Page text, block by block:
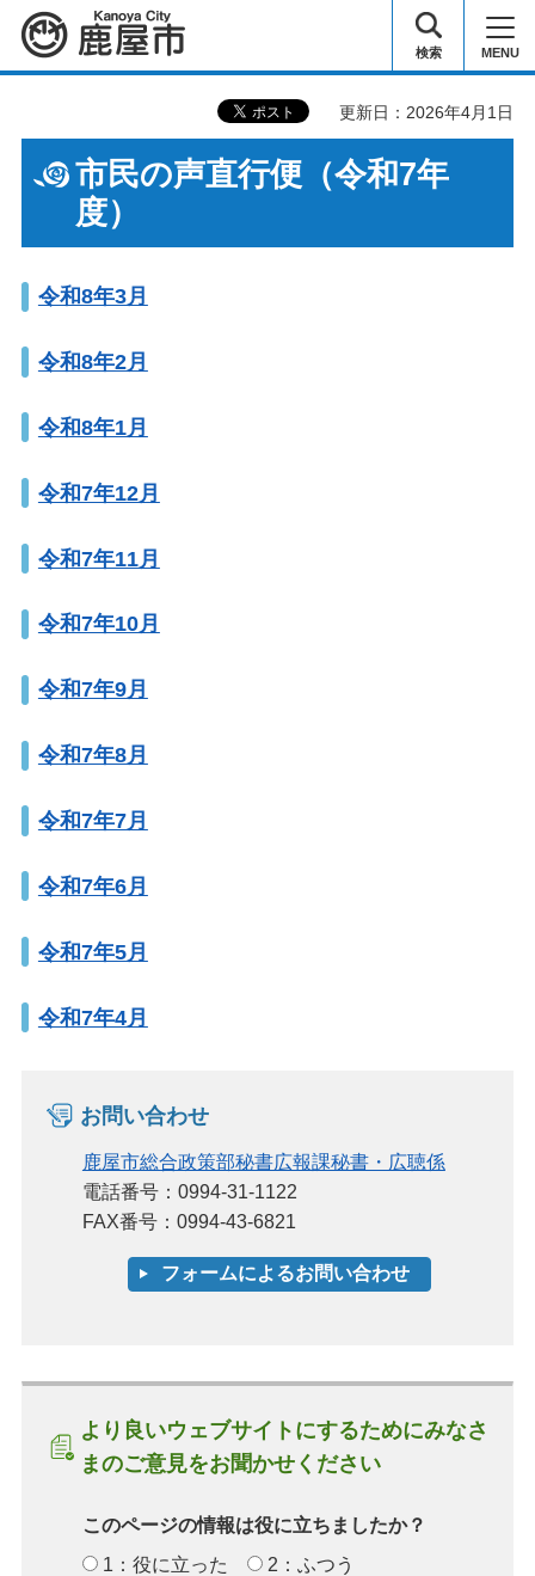
鹿屋市 検索 MENU
更新日：2026年4月1日
市民の声直行便（令和7年
度）
令和8年3月
令和8年2月
令和8年1月
令和7年12月
令和7年11月
令和7年10月
令和7年9月
令和7年8月
令和7年7月
令和7年6月
令和7年5月
令和7年4月
お問い合わせ
鹿屋市総合政策部秘書広報課秘書・広聴係
電話番号：0994-31-1122
FAX番号：0994-43-6821
より良いウェブサイトにするためにみなさ
まのご意見をお聞かせください
このページの情報は役に立ちましたか？
1：役に立った
2：ふつう